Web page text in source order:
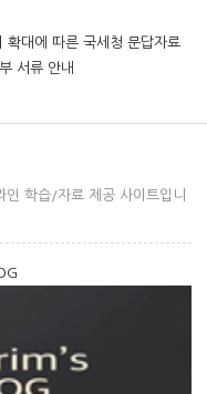
대에 따른 국세청 문답자료
서류 안내
인 학습/자료 제공 사이트입니